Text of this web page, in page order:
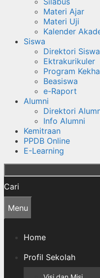
Materi Ajar
Materi Uji
Kalender
Siswa
Direktori Siswa
Ektrakurikuler
Program
Beasiswa
e-Raport
Alumni
Direktori
Info Alumni
Kemitraan
PPDB Online
E-Learning
Cari
Menu
Home
Profil Sekolah